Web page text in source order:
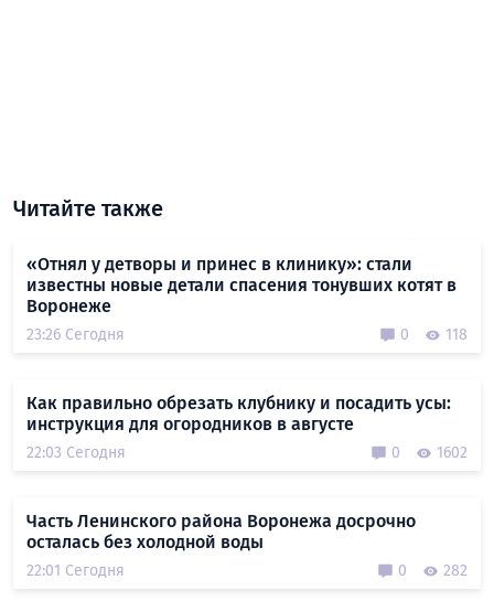
Читайте также
«Отнял у детворы и принес в клинику»: стали
известны новые детали спасения тонувших котят в
Воронеже
23:26 Сегодня 0 118
Как правильно обрезать клубнику и посадить усы:
инструкция для огородников в августе
22:03 Сегодня 0 1602
Часть Ленинского района Воронежа досрочно
осталась без холодной воды
22:01 Сегодня 0 282